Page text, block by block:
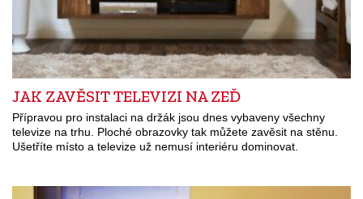
JAK ZAVĚSIT TELEVIZI NA ZEĎ
Přípravou pro instalaci na držák jsou dnes vybaveny všechny
televize na trhu. Ploché obrazovky tak můžete zavěsit na stěnu.
Ušetříte místo a televize už nemusí interiéru dominovat.